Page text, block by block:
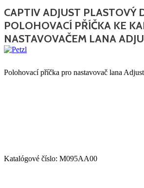
CAPTIV ADJUST PLASTOVÝ
POLOHOVACÍ PŘÍČKA KE
NASTAVOVAČEM LANA
Polohovací příčka pro nastavovač lana Adjust
Katalógové číslo: M095AA00